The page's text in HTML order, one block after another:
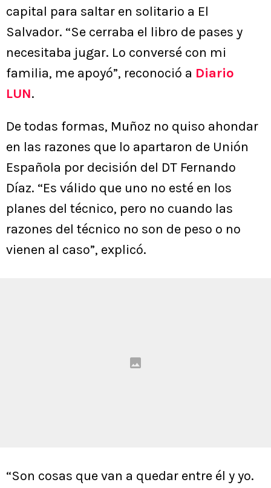
capital para saltar en solitario a El
Salvador. “Se cerraba el libro de pases y
necesitaba jugar. Lo conversé con mi
familia, me apoyó”, reconoció a Diario
LUN.
De todas formas, Muñoz no quiso ahondar
en las razones que lo apartaron de Unión
Española por decisión del DT Fernando
Díaz. “Es válido que uno no esté en los
planes del técnico, pero no cuando las
razones del técnico no son de peso o no
vienen al caso”, explicó.
“Son cosas que van a quedar entre él y yo.